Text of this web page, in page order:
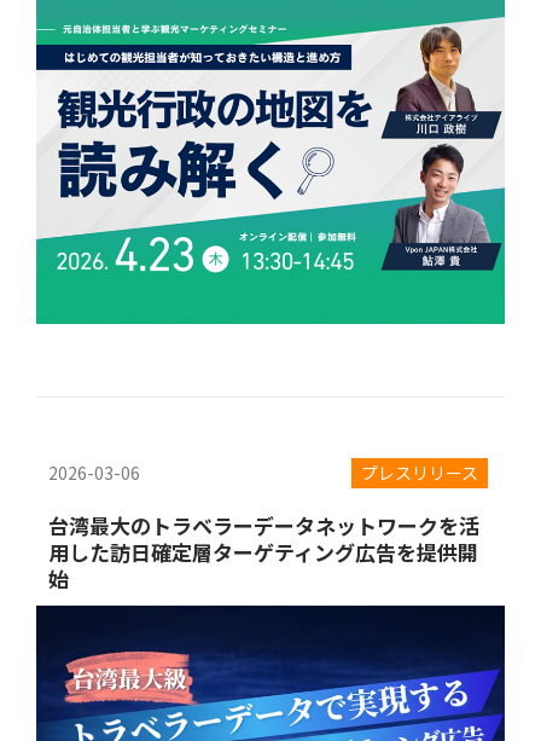
2026-03-06 プレスリリース
台湾最大のトラベラーデータネットワークを活
用した訪日確定層ターゲティング広告を提供開
始